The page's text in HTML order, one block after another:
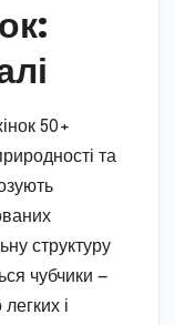
50+
та
структуру
чубчики —
і